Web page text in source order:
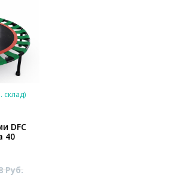
склад)
DFC
40
Руб.